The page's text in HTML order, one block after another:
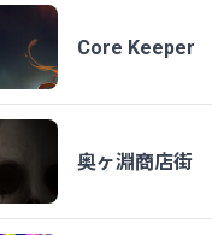
Core Keeper
奥ヶ淵商店街